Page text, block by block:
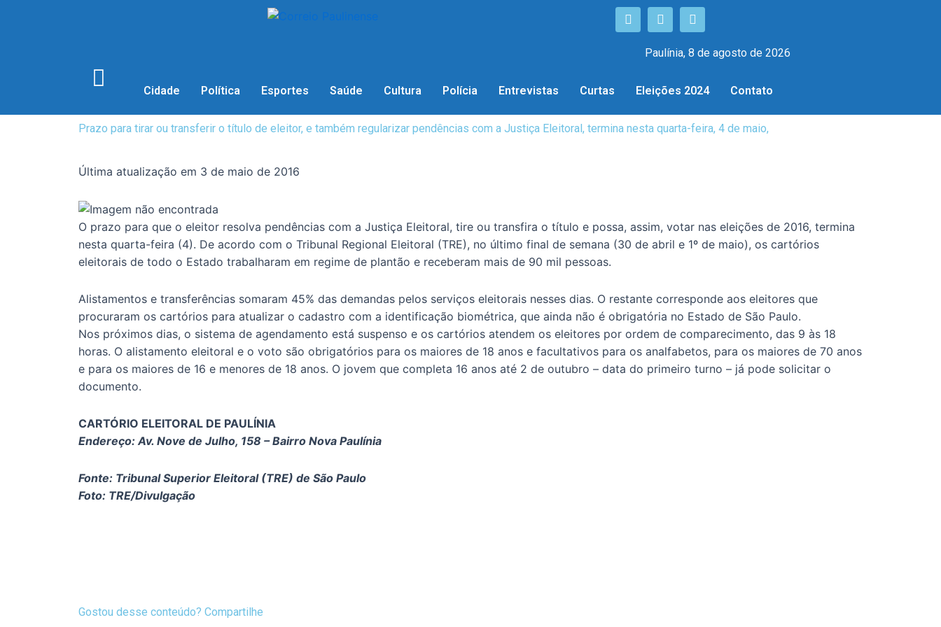
Paulínia, 8 de agosto de 2026
Cidade Política Esportes Saúde Cultura Polícia Entrevistas Curtas Eleições 2024 Contato
Prazo para tirar ou transferir o título de eleitor, e também regularizar pendências com a Justiça Eleitoral, termina nesta quarta-feira, 4 de maio,
Última atualização em 3 de maio de 2016
O prazo para que o eleitor resolva pendências com a Justiça Eleitoral, tire ou transfira o título e possa, assim, votar nas eleições de 2016, termina
nesta quarta-feira (4). De acordo com o Tribunal Regional Eleitoral (TRE), no último final de semana (30 de abril e 1º de maio), os cartórios
eleitorais de todo o Estado trabalharam em regime de plantão e receberam mais de 90 mil pessoas.
Alistamentos e transferências somaram 45% das demandas pelos serviços eleitorais nesses dias. O restante corresponde aos eleitores que
procuraram os cartórios para atualizar o cadastro com a identificação biométrica, que ainda não é obrigatória no Estado de São Paulo.
Nos próximos dias, o sistema de agendamento está suspenso e os cartórios atendem os eleitores por ordem de comparecimento, das 9 às 18
horas. O alistamento eleitoral e o voto são obrigatórios para os maiores de 18 anos e facultativos para os analfabetos, para os maiores de 70 anos
e para os maiores de 16 e menores de 18 anos. O jovem que completa 16 anos até 2 de outubro – data do primeiro turno – já pode solicitar o
documento.
CARTÓRIO ELEITORAL DE PAULÍNIA
Endereço: Av. Nove de Julho, 158 – Bairro Nova Paulínia
Fonte: Tribunal Superior Eleitoral (TRE) de São Paulo
Foto: TRE/Divulgação
Gostou desse conteúdo? Compartilhe